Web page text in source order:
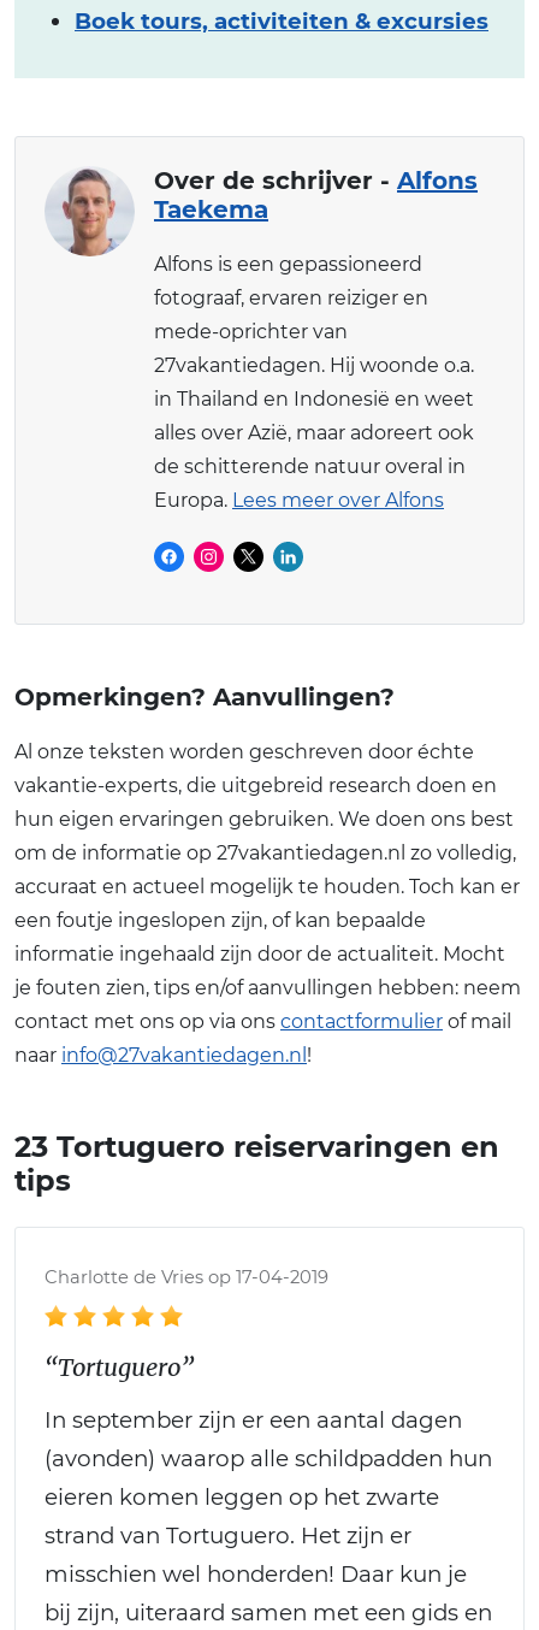
Boek tours, activiteiten & excursies
Over de schrijver - Alfons
Taekema
Alfons is een gepassioneerd
fotograaf, ervaren reiziger en
mede-oprichter van
27vakantiedagen. Hij woonde o.a.
in Thailand en Indonesië en weet
alles over Azië, maar adoreert ook
de schitterende natuur overal in
Europa. Lees meer over Alfons
Opmerkingen? Aanvullingen?
Al onze teksten worden geschreven door échte
vakantie-experts, die uitgebreid research doen en
hun eigen ervaringen gebruiken. We doen ons best
om de informatie op 27vakantiedagen.nl zo volledig,
accuraat en actueel mogelijk te houden. Toch kan er
een foutje ingeslopen zijn, of kan bepaalde
informatie ingehaald zijn door de actualiteit. Mocht
je fouten zien, tips en/of aanvullingen hebben: neem
contact met ons op via ons contactformulier of mail
naar info@27vakantiedagen.nl !
23 Tortuguero reiservaringen en
tips
Charlotte de Vries op 17-04-2019
“Tortuguero”
In september zijn er een aantal dagen
(avonden) waarop alle schildpadden hun
eieren komen leggen op het zwarte
strand van Tortuguero. Het zijn er
misschien wel honderden! Daar kun je
bij zijn, uiteraard samen met een gids en